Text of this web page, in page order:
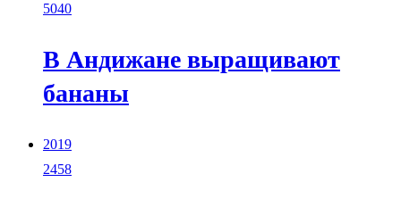
5040
В Андижане выращивают
бананы
2019
2458